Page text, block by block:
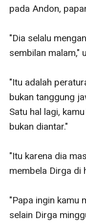
pada Andon,
"Dia selalu
sembilan malam,"
"Itu adalah
bukan tanggung
Satu hal lagi,
bukan diantar."
"Itu karena dia
membela Dirga di
"Papa ingin kamu
selain Dirga